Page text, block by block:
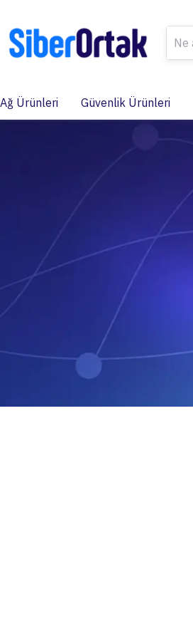
Ağ Ürünleri Güvenlik Ürünleri